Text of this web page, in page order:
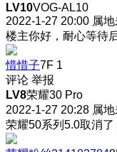
LV10VOG-AL10
2022-1-27 20:00 属
楼主你好，耐心等待
惜惜子7F 1
评论 举报
LV8荣耀30 Pro
2022-1-27 20:28 属
荣耀50系列5.0取消